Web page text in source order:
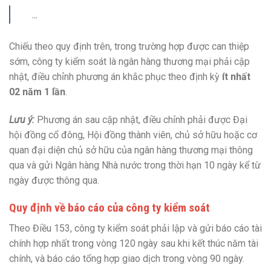
…
Chiếu theo quy định trên, trong trường hợp được can thiệp
sớm, công ty kiểm soát là ngân hàng thương mại phải cập
nhật, điều chỉnh phương án khắc phục theo định kỳ ít nhất
02 năm 1 lần.
Lưu ý: Phương án sau cập nhật, điều chỉnh phải được Đại
hội đồng cổ đông, Hội đồng thành viên, chủ sở hữu hoặc cơ
quan đại diện chủ sở hữu của ngân hàng thương mại thông
qua và gửi Ngân hàng Nhà nước trong thời hạn 10 ngày kể từ
ngày được thông qua.
Quy định về báo cáo của công ty kiểm soát
Theo Điều 153, công ty kiểm soát phải lập và gửi báo cáo tài
chính hợp nhất trong vòng 120 ngày sau khi kết thúc năm tài
chính, và báo cáo tổng hợp giao dịch trong vòng 90 ngày.